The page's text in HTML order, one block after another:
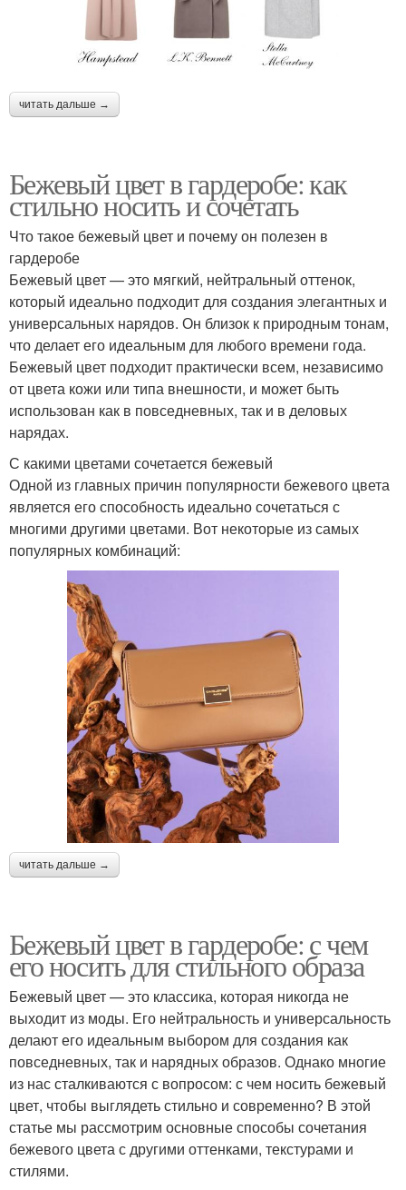
читать дальше →
Бежевый цвет в гардеробе: как
стильно носить и сочетать
Что такое бежевый цвет и почему он полезен в
гардеробе
Бежевый цвет — это мягкий, нейтральный оттенок,
который идеально подходит для создания элегантных и
универсальных нарядов. Он близок к природным тонам,
что делает его идеальным для любого времени года.
Бежевый цвет подходит практически всем, независимо
от цвета кожи или типа внешности, и может быть
использован как в повседневных, так и в деловых
нарядах.
С какими цветами сочетается бежевый
Одной из главных причин популярности бежевого цвета
является его способность идеально сочетаться с
многими другими цветами. Вот некоторые из самых
популярных комбинаций:
читать дальше →
Бежевый цвет в гардеробе: с чем
его носить для стильного образа
Бежевый цвет — это классика, которая никогда не
выходит из моды. Его нейтральность и универсальность
делают его идеальным выбором для создания как
повседневных, так и нарядных образов. Однако многие
из нас сталкиваются с вопросом: с чем носить бежевый
цвет, чтобы выглядеть стильно и современно? В этой
статье мы рассмотрим основные способы сочетания
бежевого цвета с другими оттенками, текстурами и
стилями.